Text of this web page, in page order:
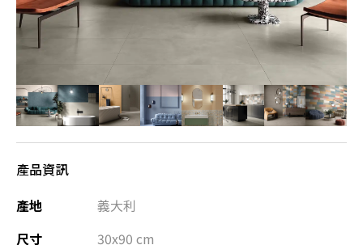
產品資訊
產地
義大利
尺寸
30x90 cm